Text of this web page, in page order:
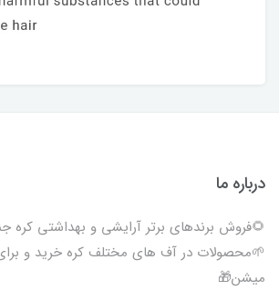
درباره ما
🌻فروش برندهای برتر آرایشی و بهداشتی کره
🌱محصولات در آف های مختلف کره خرید و
میشن🎁